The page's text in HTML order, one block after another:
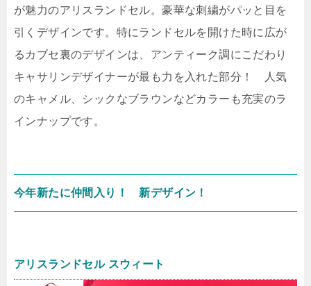
が魅力のアリスランドセル。豪華な刺繍がパッと目を
引くデザインです。特にランドセルを開けた時に広が
るカブセ裏のデザインは、アンティーク調にこだわり
キャサリンデザイナーが最も力を入れた部分！ 人気
のキャメル、シックなブラウンなどカラーも充実のラ
インナップです。
今年新たに仲間入り！ 新デザイン！
アリスランドセル スウィート